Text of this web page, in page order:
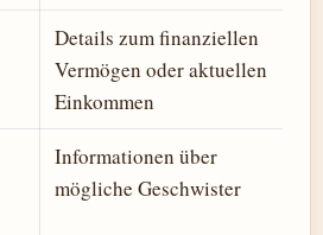
Details zum finanziellen
Vermögen oder aktuellen
Einkommen
Informationen über
mögliche Geschwister